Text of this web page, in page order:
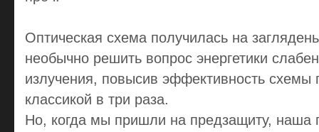
Оптическая схема получилась на
необычно решить вопрос энергетики
излучения, повысив эффективность схемы
классикой в три раза.
Но, когда мы пришли на предзащиту, наша